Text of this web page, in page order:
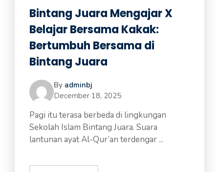
Bintang Juara Mengajar X
Belajar Bersama Kakak:
Bertumbuh Bersama di
Bintang Juara
By adminbj
December 18, 2025
Pagi itu terasa berbeda di lingkungan
Sekolah Islam Bintang Juara. Suara
lantunan ayat Al-Qur’an terdengar ...